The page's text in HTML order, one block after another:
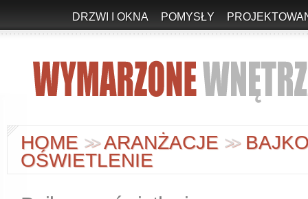
DRZWI I OKNA POMYSŁY
HOME >>ARANŻACJE >>
OŚWIETLENIE